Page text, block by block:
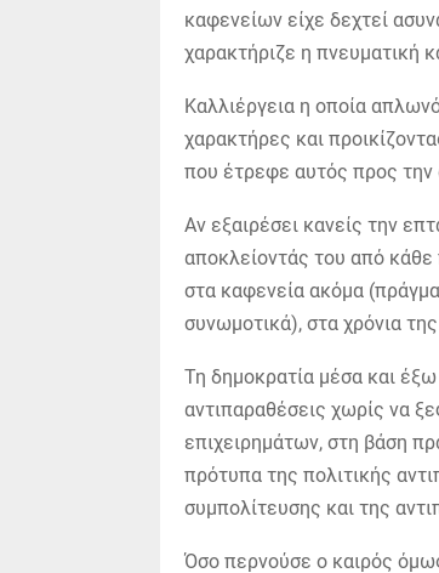
καφενείων είχε δεχτεί
χαρακτήριζε η πνευματική
Καλλιέργεια η οποία
χαρακτήρες και
που έτρεφε αυτός προς την
Αν εξαιρέσει κανείς την
αποκλείοντάς του από κάθε
στα καφενεία ακόμα
συνωμοτικά), στα χρόνια
Τη δημοκρατία μέσα και
αντιπαραθέσεις χωρίς να
επιχειρημάτων, στη βάση
πρότυπα της πολιτικής
συμπολίτευσης και της
Όσο περνούσε ο καιρός